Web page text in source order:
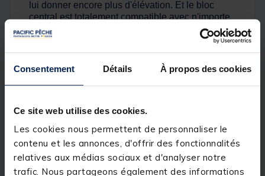
Consentement Détails À propos des cookies
Ce site web utilise des cookies.
Les cookies nous permettent de personnaliser le
contenu et les annonces, d'offrir des fonctionnalités
relatives aux médias sociaux et d'analyser notre
trafic. Nous partageons également des informations
lui donner encore plus d'élévation. Et le bloc
central est totalement compatible avec n'importe
lequel de nos sticks ½''. Et à seulement 400 g, il
se fait oublier jusqu'à ce que vous en ayez
besoin.
• Bénéficiant de trois pieds entièrement
réglables pour une stabilité et une polyvalence
totale, ce trépied peut être utilisé soit comme
support de cannes, soit comme support
d’appareil photo et équipement d'éclairage